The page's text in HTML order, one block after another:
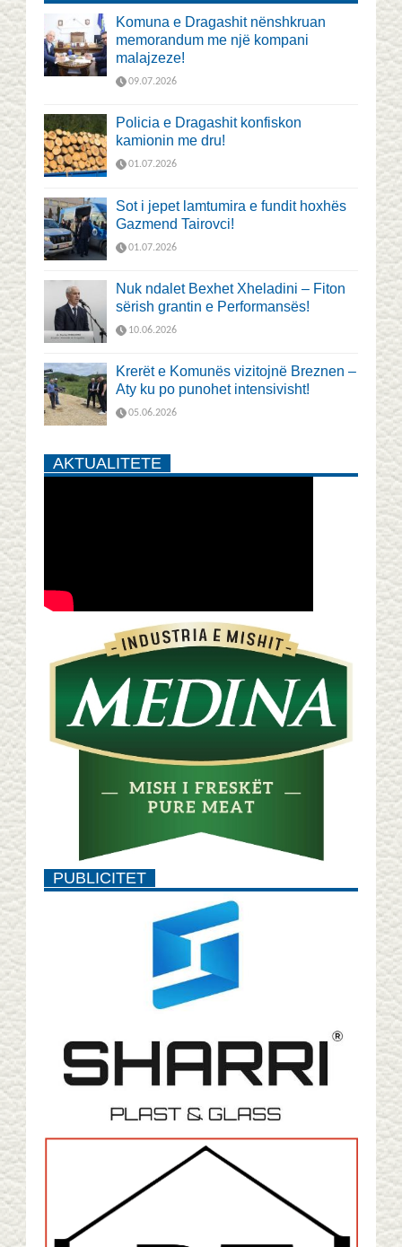
Komuna e Dragashit nënshkruan
memorandum me një kompani
malajzeze!
09.07.2026
Policia e Dragashit konfiskon
kamionin me dru!
01.07.2026
Sot i jepet lamtumira e fundit hoxhës
Gazmend Tairovci!
01.07.2026
Nuk ndalet Bexhet Xheladini – Fiton
sërish grantin e Performansës!
10.06.2026
Krerët e Komunës vizitojnë Breznen –
Aty ku po punohet intensivisht!
05.06.2026
AKTUALITETE
PUBLICITET